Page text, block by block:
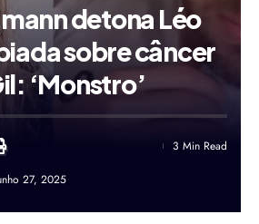
detona Léo
sobre câncer
‘Monstro’
27, 2025
3 Min Read